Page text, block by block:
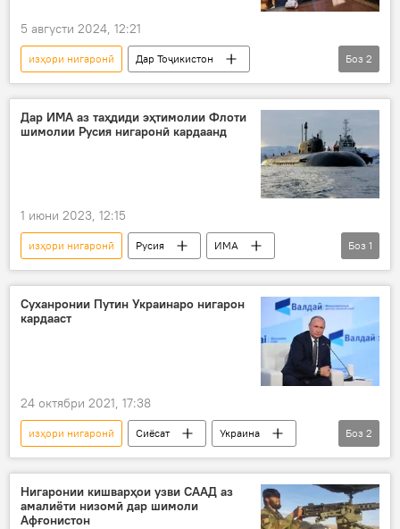
5 августи 2024, 12:21
изҳори нигаронӣ
Дар Тоҷикистон
Эмомалӣ Раҳмон
рафъи оқибатҳои офатҳои табиӣ
Боз 2
Дар ИМА аз таҳдиди эҳтимолии Флоти
шимолии Русия нигаронӣ кардаанд
1 июни 2023, 12:15
изҳори нигаронӣ Русия
ИМА
Сиёсат
Боз 1
Суханронии Путин Украинаро нигарон
кардааст
24 октябри 2021, 17:38
изҳори нигаронӣ Сиёсат
Украина
Владимир Путин
Дар Русия
Боз 2
Нигаронии кишварҳои узви СААД аз
амалиёти низомӣ дар шимоли
Афғонистон